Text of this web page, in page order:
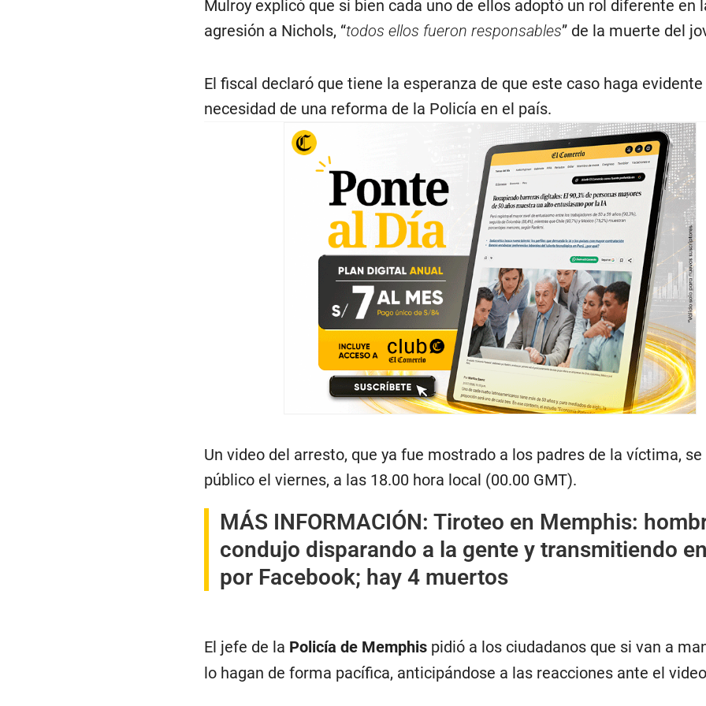
Mulroy explicó que si bien cada uno de ellos adoptó un rol diferente en
agresión a Nichols, “todos ellos fueron responsables” de la muerte del
El fiscal declaró que tiene la esperanza de que este caso haga evidente
necesidad de una reforma de la Policía en el país.
Un video del arresto, que ya fue mostrado a los padres de la víctima, se
público el viernes, a las 18.00 hora local (00.00 GMT).
MÁS INFORMACIÓN: Tiroteo en Memphis:
condujo disparando a la gente y transmitiendo
por Facebook; hay 4 muertos
El jefe de la Policía de Memphispidió a los ciudadanos que si van a
lo hagan de forma pacífica, anticipándose a las reacciones ante el